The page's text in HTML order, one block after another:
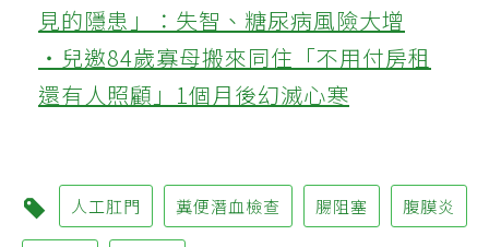
見的隱患」：失智、糖尿病風險大增
‧兒邀84歲寡母搬來同住「不用付房租
還有人照顧」1個月後幻滅心寒
人工肛門 糞便潛血檢查 腸阻塞 腹膜炎